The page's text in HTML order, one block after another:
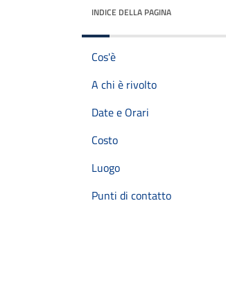
INDICE DELLA PAGINA
Cos'è
A chi è rivolto
Date e Orari
Costo
Luogo
Punti di contatto